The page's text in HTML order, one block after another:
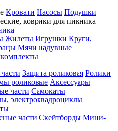
Кровати Насосы Подушки
коврики для пикника
Жилеты Игрушки Круги,
Мячи надувные
Защита роликовая Ролики
роликовые Аксессуары
части Самокаты
электроквадроциклы
части Скейтборды Мини-